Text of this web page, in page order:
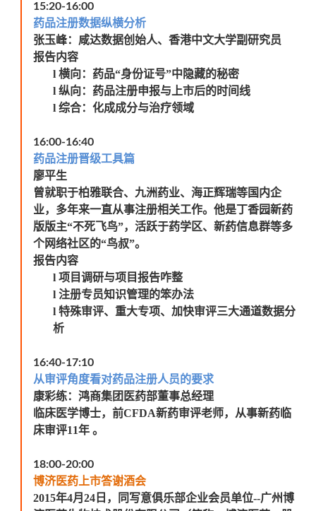
15:20-16:00
药品注册数据纵横分析
张玉峰：咸达数据创始人、香港中文大学副研究员
报告内容
l 横向：药品“身份证号”中隐藏的秘密
l 纵向：药品注册申报与上市后的时间线
l 综合：化成成分与治疗领域
16:00-16:40
药品注册晋级工具篇
廖平生
曾就职于柏雅联合、九洲药业、海正辉瑞等国内企
业，多年来一直从事注册相关工作。他是丁香园新药
版版主“不死飞鸟”，活跃于药学区、新药信息群等多
个网络社区的“鸟叔”。
报告内容
l 项目调研与项目报告咋整
l 注册专员知识管理的笨办法
l 特殊审评、重大专项、加快审评三大通道数据分
析
16:40-17:10
从审评角度看对药品注册人员的要求
康彩练：鸿商集团医药部董事总经理
临床医学博士，前CFDA新药审评老师，从事新药临
床审评11年 。
18:00-20:00
博济医药上市答谢酒会
2015年4月24日，同写意俱乐部企业会员单位--广州博